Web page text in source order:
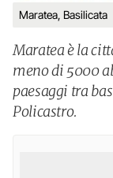
Maratea, Basilicata
Maratea è la
meno di 5000
paesaggi tra
Policastro.